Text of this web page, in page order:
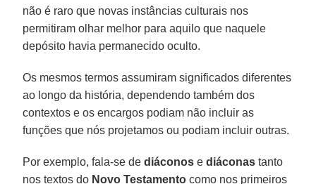
não é raro que novas instâncias culturais nos
permitiram olhar melhor para aquilo que naquele
depósito havia permanecido oculto.
Os mesmos termos assumiram significados diferentes
ao longo da história, dependendo também dos
contextos e os encargos podiam não incluir as
funções que nós projetamos ou podiam incluir outras.
Por exemplo, fala-se dediáconos ediáconas tanto
nos textos do Novo Testamento como nos primeiros